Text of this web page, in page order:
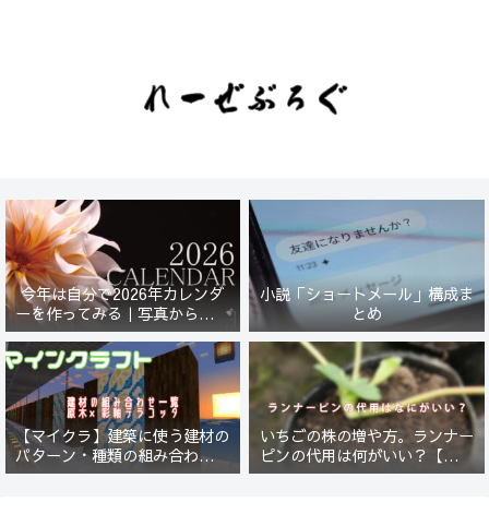
今年は自分で2026年カレンダ
ーを作ってみる｜写真から始ま
る小さなプロジェクト【一灯
花】
小説「ショートメール」構成ま
とめ
【マイクラ】建築に使う建材の
パターン・種類の組み合わせ一
覧！原木×彩釉テラコッタ編
いちごの株の増や方。ランナー
ピンの代用は何がいい？【５年
放置したイチゴは復活するの